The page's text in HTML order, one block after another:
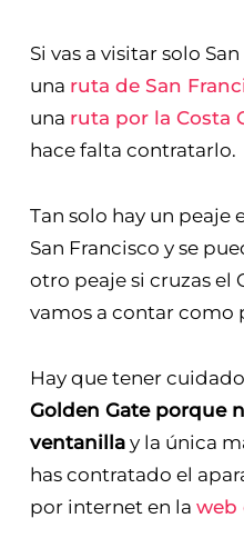
Si vas a visitar solo
una ruta de San
una ruta por la Costa
hace falta contratarlo.
Tan solo hay un peaje
San Francisco y se
otro peaje si cruzas el
vamos a contar como
Hay que tener
Golden Gate porque
ventanillay la única
has contratado el
por internet en la web